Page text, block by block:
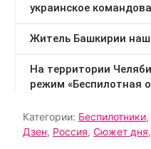
Категории: Беспилотники,
Дзен, Россия, Сюжет дня,